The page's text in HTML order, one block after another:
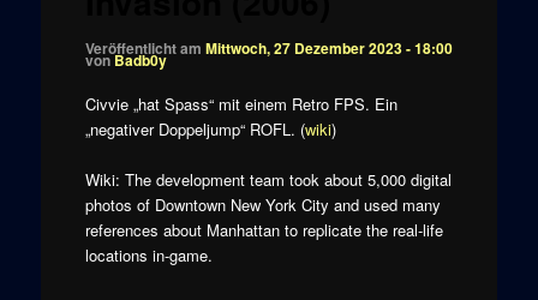
Veröffentlicht am Mittwoch, 27 Dezember 2023 - 18:00
vonBadb0y
Civvie „hat Spass“ mit einem Retro FPS. Ein
„negativer Doppeljump“ ROFL. (wiki)
Wiki: The development team took about 5,000 digital
photos of Downtown New York City and used many
references about Manhattan to replicate the real-life
locations in-game.